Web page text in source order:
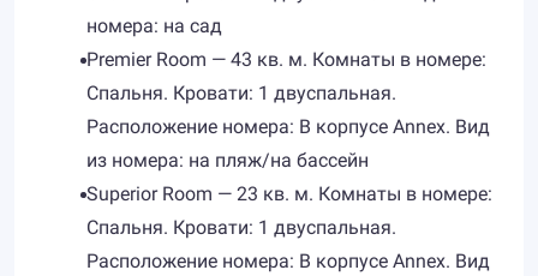
номера: на сад
Premier Room — 43 кв. м. Комнаты в номере:
Спальня. Кровати: 1 двуспальная.
Расположение номера: В корпусе Annex. Вид
из номера: на пляж/на бассейн
Superior Room — 23 кв. м. Комнаты в номере:
Спальня. Кровати: 1 двуспальная.
Расположение номера: В корпусе Annex. Вид